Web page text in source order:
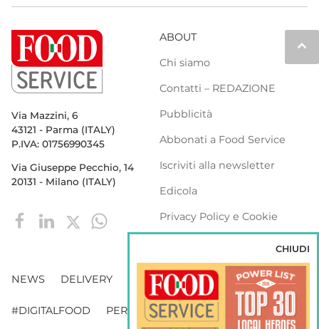
keyboard_arrow_up
Via Mazzini, 6
43121 - Parma (ITALY)
P.IVA: 01756990345
Via Giuseppe Pecchio, 14
20131 - Milano (ITALY)
ABOUT
Chi siamo
Contatti – REDAZIONE
Pubblicità
Abbonati a Food Service
Iscriviti alla newsletter
Edicola
Privacy Policy e Cookie
NEWS DELIVERY DISTRIBUZIONE
#DIGITALFOOD PERSONE WEBINAR VENDING
CHIUDI